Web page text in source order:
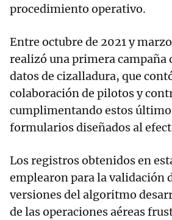
procedimiento operativo.
Entre octubre de 2021 y
realizó una primera campaña
datos de cizalladura, que
colaboración de pilotos y
cumplimentando estos
formularios diseñados al
Los registros obtenidos en
emplearon para la validación
versiones del algoritmo
de las operaciones aéreas